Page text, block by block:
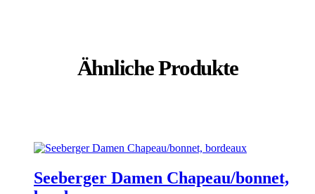
Ähnliche Produkte
Seeberger Damen Chapeau/bonnet,